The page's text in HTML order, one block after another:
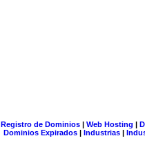
Registro de Dominios| Web Hosting |
Dominios Expirados | Industrias |